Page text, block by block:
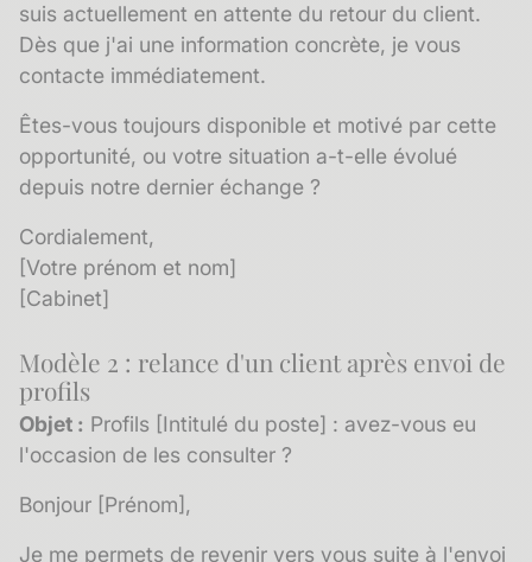
suis actuellement en attente du retour du client.
Dès que j'ai une information concrète, je vous
contacte immédiatement.
Êtes-vous toujours disponible et motivé par cette
opportunité, ou votre situation a-t-elle évolué
depuis notre dernier échange ?
Cordialement,
[Votre prénom et nom]
[Cabinet]
Modèle 2 : relance d'un client après envoi de
profils
Objet : Profils [Intitulé du poste] : avez-vous eu
l'occasion de les consulter ?
Bonjour [Prénom],
Je me permets de revenir vers vous suite à l'envoi